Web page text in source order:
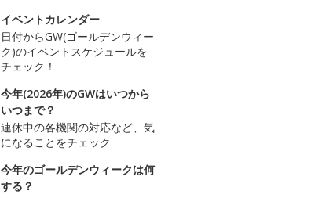
イベントカレンダー
日付からGW(ゴールデンウィー
ク)のイベントスケジュールを
チェック！
今年(2026年)のGWはいつから
いつまで？
連休中の各機関の対応など、気
になることをチェック
今年のゴールデンウィークは何
する？